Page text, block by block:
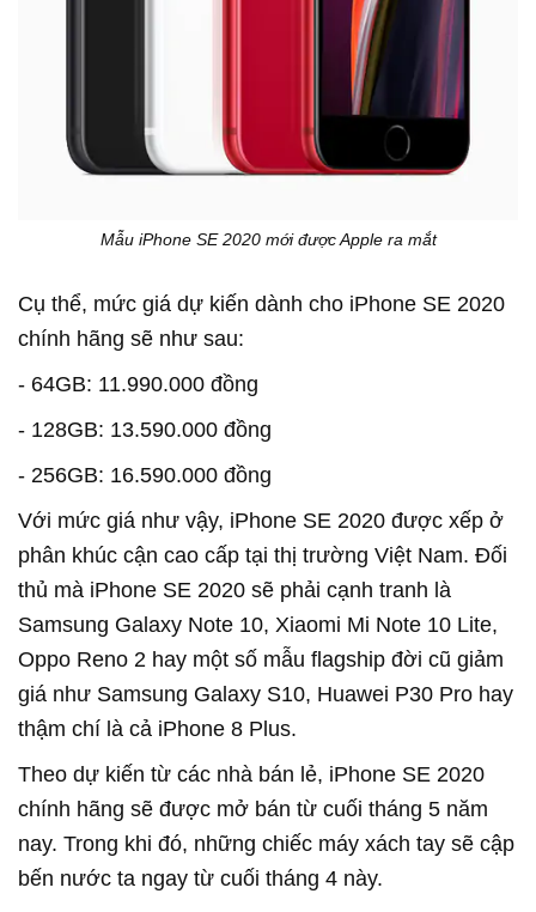
Mẫu iPhone SE 2020 mới được Apple ra mắt
Cụ thể, mức giá dự kiến dành cho iPhone SE 2020
chính hãng sẽ như sau:
- 64GB: 11.990.000 đồng
- 128GB: 13.590.000 đồng
- 256GB: 16.590.000 đồng
Với mức giá như vậy, iPhone SE 2020 được xếp ở
phân khúc cận cao cấp tại thị trường Việt Nam. Đối
thủ mà iPhone SE 2020 sẽ phải cạnh tranh là
Samsung Galaxy Note 10, Xiaomi Mi Note 10 Lite,
Oppo Reno 2 hay một số mẫu flagship đời cũ giảm
giá như Samsung Galaxy S10, Huawei P30 Pro hay
thậm chí là cả iPhone 8 Plus.
Theo dự kiến từ các nhà bán lẻ, iPhone SE 2020
chính hãng sẽ được mở bán từ cuối tháng 5 năm
nay. Trong khi đó, những chiếc máy xách tay sẽ cập
bến nước ta ngay từ cuối tháng 4 này.